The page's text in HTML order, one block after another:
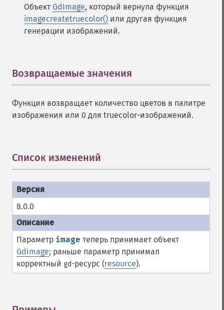
Объект GdImage, который вернула функция
imagecreatetruecolor() или другая функция
генерации изображений.
Возвращаемые значения
Функция возвращает количество цветов в палитре
изображения или 0 для truecolor-изображений.
Список изменений
8.0.0
Параметр image теперь принимает объект
GdImage; раньше параметр принимал
корректный gd-ресурс (resource).